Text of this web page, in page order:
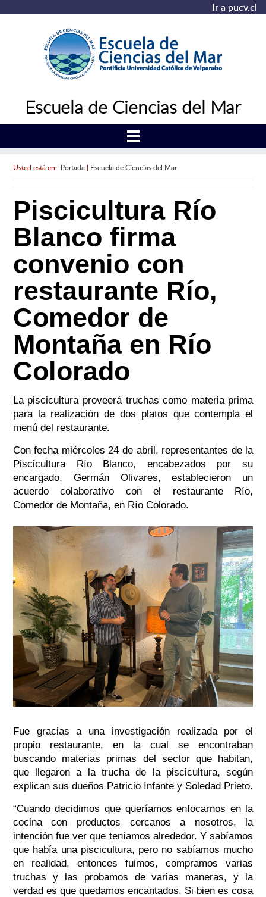
Ir a pucv.cl
Escuela de Ciencias del Mar
Usted está en: Portada| Escuela de Ciencias del Mar
Piscicultura Río
Blanco firma
convenio con
restaurante Río,
Comedor de
Montaña en Río
Colorado
La piscicultura proveerá truchas como materia prima
para la realización de dos platos que contempla el
menú del restaurante.
Con fecha miércoles 24 de abril, representantes de la
Piscicultura Río Blanco, encabezados por su
encargado, Germán Olivares, establecieron un
acuerdo colaborativo con el restaurante Río,
Comedor de Montaña, en Río Colorado.
Fue gracias a una investigación realizada por el
propio restaurante, en la cual se encontraban
buscando materias primas del sector que habitan,
que llegaron a la trucha de la piscicultura, según
explican sus dueños Patricio Infante y Soledad Prieto.
“Cuando decidimos que queríamos enfocarnos en la
cocina con productos cercanos a nosotros, la
intención fue ver que teníamos alrededor. Y sabíamos
que había una piscicultura, pero no sabíamos mucho
en realidad, entonces fuimos, compramos varias
truchas y las probamos de varias maneras, y la
verdad es que quedamos encantados. Si bien es cosa